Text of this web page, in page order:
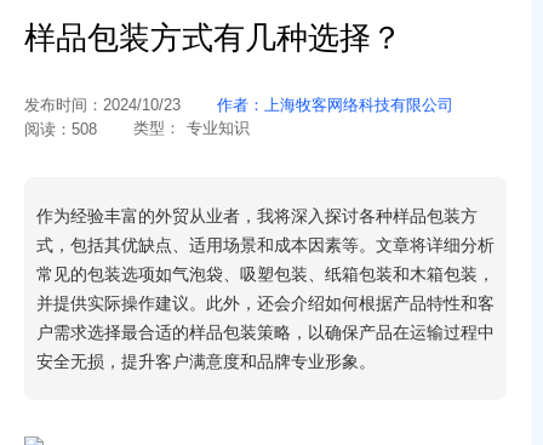
样品包装方式有几种选择？
发布时间： 2024/10/23 作者： 上海牧客网络科技有限公司
阅读： 508 类型： 专业知识
作为经验丰富的外贸从业者，我将深入探讨各种样品包装方
式，包括其优缺点、适用场景和成本因素等。文章将详细分析
常见的包装选项如气泡袋、吸塑包装、纸箱包装和木箱包装，
并提供实际操作建议。此外，还会介绍如何根据产品特性和客
户需求选择最合适的样品包装策略，以确保产品在运输过程中
安全无损，提升客户满意度和品牌专业形象。